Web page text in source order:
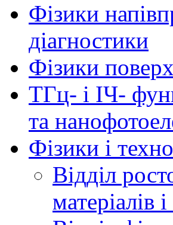
Фізики
діагностики
Фізики
ТГц- і ІЧ-
та
Фізики і
Відділ
матеріалів